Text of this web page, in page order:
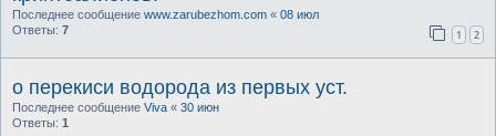
Последнее сообщение www.zarubezhom.com « 08 июл
Ответы: 7 1 2
о перекиси водорода из первых уст.
Последнее сообщение Viva « 30 июн
Ответы: 1